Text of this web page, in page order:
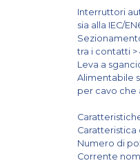
Interruttori
sia alla IEC/
tra i contatti >
Leva a
Alimentabile
per cavo che
Caratteristica
Numero di
Corrente